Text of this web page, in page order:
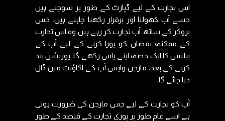
اس تجارت کے لیے ڈپازٹ کے طور پر سوچتے ہیں
جسے آپ کھولنا اور برقرار رکھنا چاہتے ہیں۔ جس
بروکر کے ساتھ آپ تجارت کر رہے ہیں وہ اس تجارت
کے ممکنہ نقصان کو پورا کرنے کے لیے آپ کے
بیلنس کا ایک حصہ اپنے پاس رکھے گا۔ پوزیشن بند
کرنے کے بعد، مارجن واپس آپ کے اکاؤنٹ میں ڈال
دیا جائے گا۔
آپ کو تجارت کے لیے جس مارجن کی ضرورت ہوتی
ہے اسے عام طور پر پوری تجارت کے فیصد کے طور